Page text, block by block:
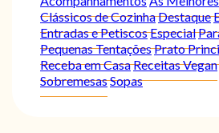
Clássicos de CozinhaDestaque
Entradas e PetiscosEspecial
Pequenas TentaçõesPrato
Receba em CasaReceitas Vegan
SobremesasSopas